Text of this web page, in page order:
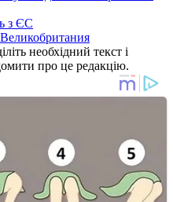
з ЄС
Великобритания
необхідний текст і
про це редакцію.